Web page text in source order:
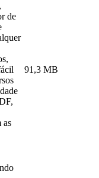
de
as
91,3 MB